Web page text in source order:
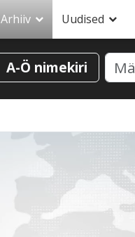
Arhiiv Uudised
A-Ö nimekiri